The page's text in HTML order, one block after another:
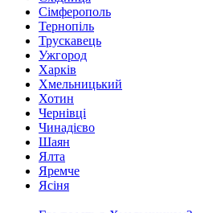
Сімферополь
Тернопіль
Трускавець
Ужгород
Харків
Хмельницький
Хотин
Чернівці
Чинадієво
Шаян
Ялта
Яремче
Ясіня